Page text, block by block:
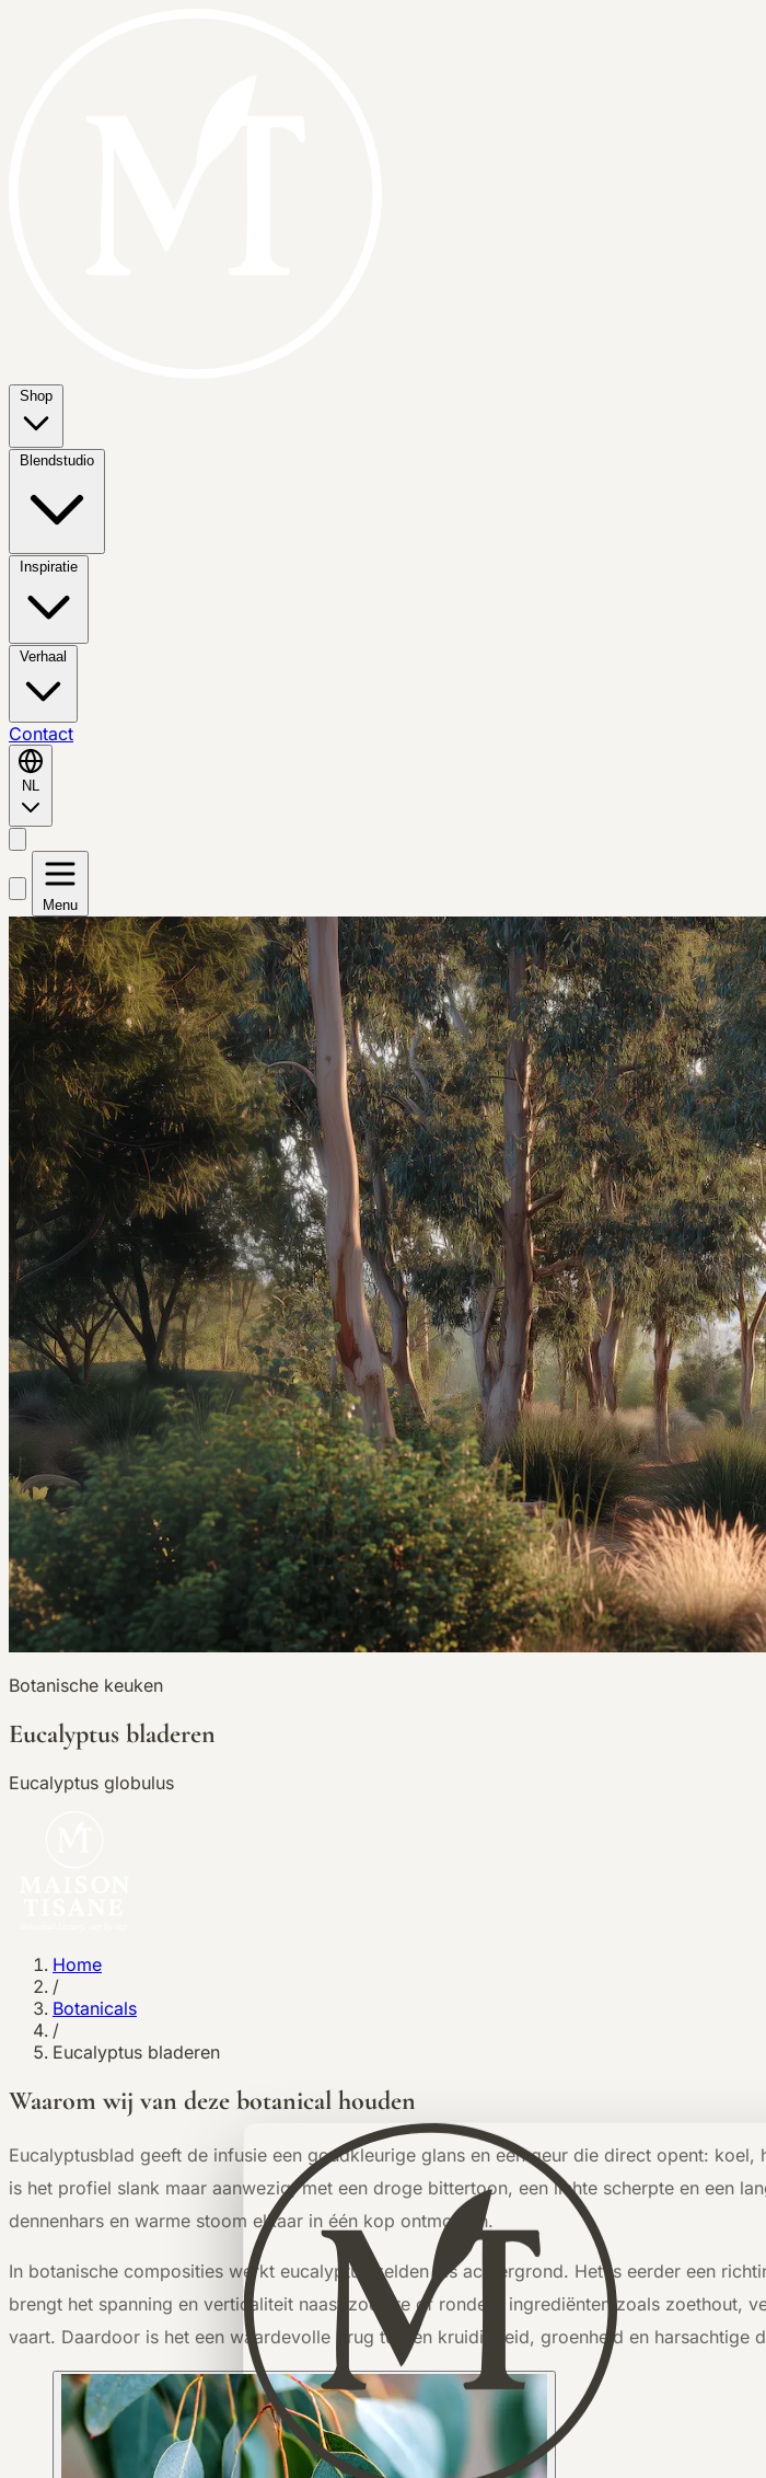
Shop
Blendstudio
Inspiratie
Verhaal
Contact
NL
Menu
Botanische keuken
Eucalyptus bladeren
Eucalyptus globulus
Home
/
Botanicals
/
Eucalyptus bladeren
Waarom wij van deze botanical houden
Eucalyptusblad geeft de infusie een goudkleurige glans en een geur die direct opent:
is het profiel slank maar aanwezig, met een droge bittertoon, een lichte scherpte en een
dennenhars en warme stoom elkaar in één kop ontmoeten.
In botanische composities werkt eucalyptus zelden als achtergrond. Het is eerder een
brengt het spanning en verticaliteit naast zoetere of rondere ingrediënten zoals zoethout,
vaart. Daardoor is het een waardevolle brug tussen kruidigheid, groenheid en harsachtige